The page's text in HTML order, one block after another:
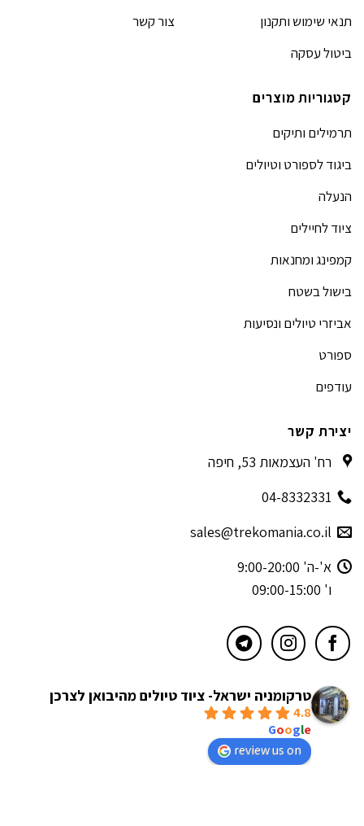
תנאי שימוש ותקנון
ביטול עסקה
צור קשר
קטגוריות מוצרים
תרמילים ותיקים
ביגוד לספורט וטיולים
הנעלה
ציוד לחיילים
קמפינג ומחנאות
בישול בשטח
אביזרי טיולים ונסיעות
ספורט
עודפים
יצירת קשר
רח' העצמאות 53, חיפה
04-8332331
sales@trekomania.co.il
א'-ה' 9:00-20:00
ו' 09:00-15:00
טרקומניה ישראל- ציוד טיולים מהיבואן לצרכן
4.8
Google
review us on